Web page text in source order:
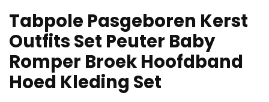
Tabpole Pasgeboren Kerst
Outfits Set Peuter Baby
Romper Broek Hoofdband
Hoed Kleding Set